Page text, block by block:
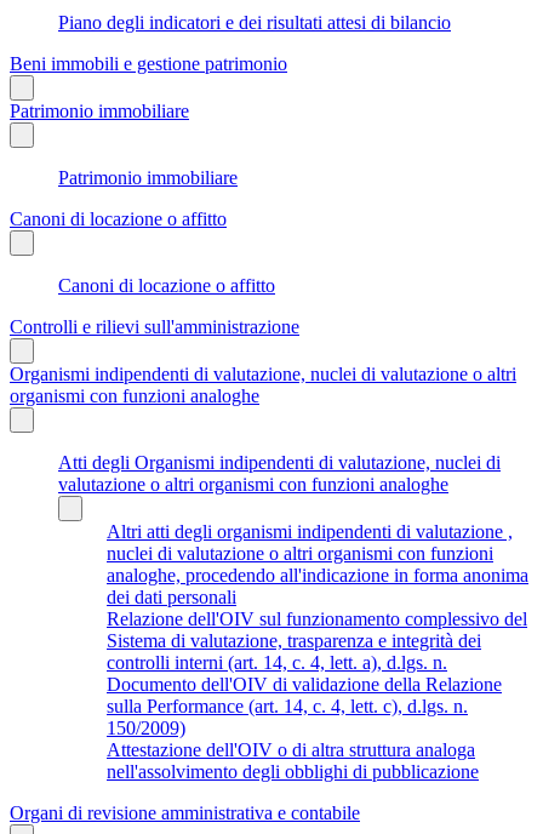
Piano degli indicatori e dei risultati attesi di bilancio
Beni immobili e gestione patrimonio
Patrimonio immobiliare
Patrimonio immobiliare
Canoni di locazione o affitto
Canoni di locazione o affitto
Controlli e rilievi sull'amministrazione
Organismi indipendenti di valutazione, nuclei di valutazione o altri
organismi con funzioni analoghe
Atti degli Organismi indipendenti di valutazione, nuclei di
valutazione o altri organismi con funzioni analoghe
Altri atti degli organismi indipendenti di valutazione ,
nuclei di valutazione o altri organismi con funzioni
analoghe, procedendo all'indicazione in forma anonima
dei dati personali
Relazione dell'OIV sul funzionamento complessivo del
Sistema di valutazione, trasparenza e integrità dei
controlli interni (art. 14, c. 4, lett. a), d.lgs. n.
Documento dell'OIV di validazione della Relazione
sulla Performance (art. 14, c. 4, lett. c), d.lgs. n.
150/2009)
Attestazione dell'OIV o di altra struttura analoga
nell'assolvimento degli obblighi di pubblicazione
Organi di revisione amministrativa e contabile